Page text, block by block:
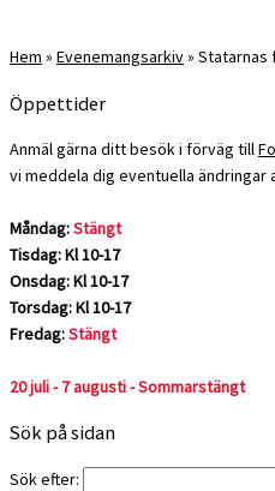
Hem » Evenemangsarkiv» Statarnas
Öppettider
Anmäl gärna ditt besök i förväg till
vi meddela dig eventuella
Måndag:Stängt
Tisdag: Kl 10-17
Onsdag: Kl 10-17
Torsdag: Kl 10-17
Fredag:Stängt
20 juli - 7 augusti - Sommarstängt
Sök på sidan
Sök efter: